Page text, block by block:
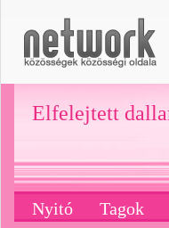
Elfelejtett
Nyitó Tagok